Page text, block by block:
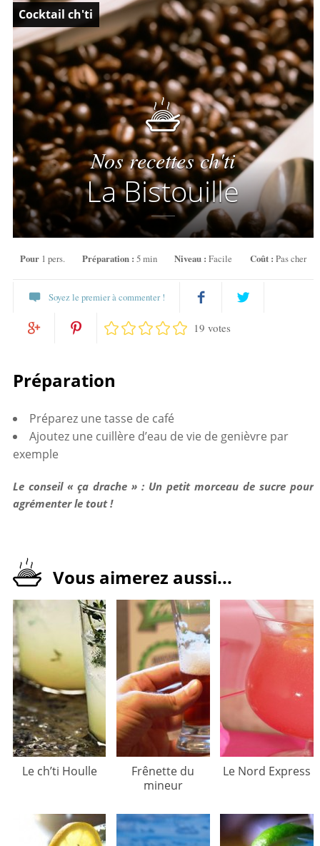
Cocktail ch'ti
Nos recettes ch'ti
La Bistouille
Pour 1 pers. Préparation :5 min Niveau : Facile Coût : Pas cher
Soyez le premier à commenter !
Partagez
sur
Google+
it
19 votes
Préparation
Préparez une tasse de café
Ajoutez une cuillère d’eau de vie de genièvre par
exemple
Le conseil « ça drache » : Un petit morceau de sucre pour
agrémenter le tout !
Vous aimerez aussi...
Le ch’ti Houlle
Frênette du
mineur
Le Nord Express